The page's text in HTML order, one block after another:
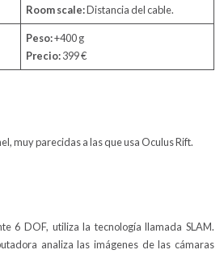
Room scale:Distancia del cable.
Peso:+400 g
Precio:399 €
muy parecidas a las que usa Oculus Rift.
6 DOF, utiliza la tecnología llamada SLAM.
analiza las imágenes de las cámaras